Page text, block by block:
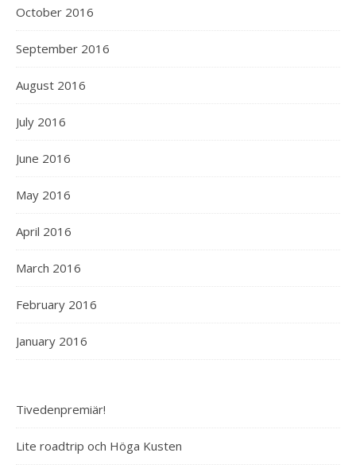
October 2016
September 2016
August 2016
July 2016
June 2016
May 2016
April 2016
March 2016
February 2016
January 2016
Tivedenpremiär!
Lite roadtrip och Höga Kusten